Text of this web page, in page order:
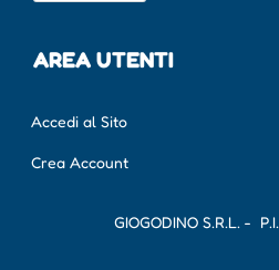
AREA UTENTI
Accedi al Sito
Crea Account
GIOGODINO S.R.L. - P.I.